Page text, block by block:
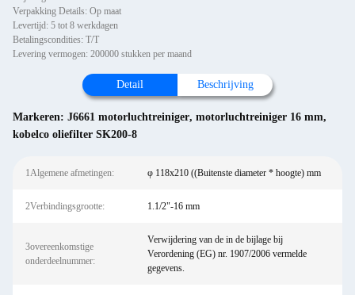
Verpakking Details: Op maat
Levertijd: 5 tot 8 werkdagen
Betalingscondities: T/T
Levering vermogen: 200000 stukken per maand
Detail Beschrijving
Markeren: J6661 motorluchtreiniger, motorluchtreiniger 16 mm,
kobelco oliefilter SK200-8
1Algemene afmetingen: φ 118x210 ((Buitenste diameter * hoogte) mm
2Verbindingsgrootte: 1.1/2"-16 mm
3overeenkomstige
onderdeelnummer:
Verwijdering van de in de bijlage bij
Verordening (EG) nr. 1907/2006 vermelde
gegevens.